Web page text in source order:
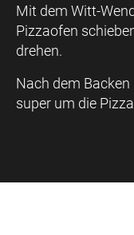
Mit dem Witt-
Pizzaofen
drehen.
Nach dem
super um die